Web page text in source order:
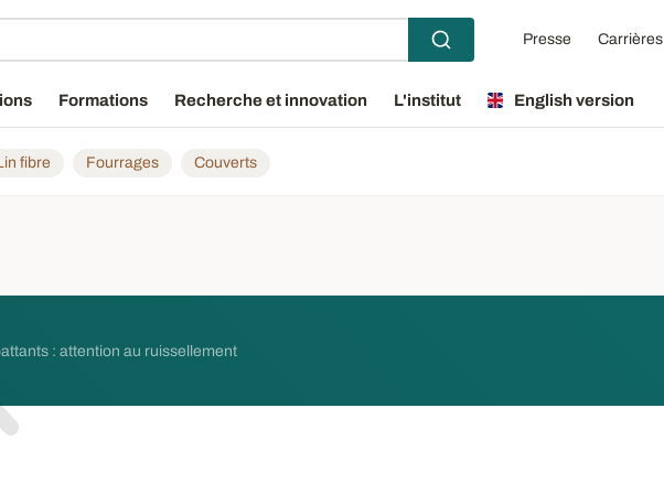
Presse Carrières
Formations Recherche et innovation L'institut English version
fibre Fourrages Couverts
: attention au ruissellement